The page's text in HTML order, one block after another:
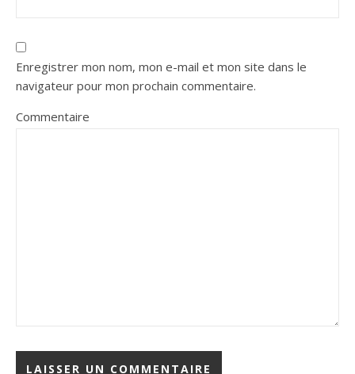
Enregistrer mon nom, mon e-mail et mon site dans le
navigateur pour mon prochain commentaire.
Commentaire